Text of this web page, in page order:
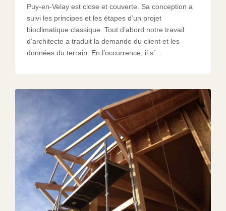
Puy-en-Velay est close et couverte. Sa conception a
suivi les principes et les étapes d’un projet
bioclimatique classique. Tout d’abord notre travail
d’architecte a traduit la demande du client et les
données du terrain. En l’occurrence, il s’...